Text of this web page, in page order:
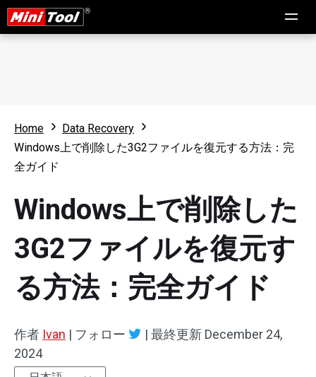
Home
Data Recovery
Windows上で削除した3G2ファイルを復元する方法：完
全ガイド
Windows上で削除した
3G2ファイルを復元す
る方法：完全ガイド
作者 Ivan | フォロー | 最終更新 December 24,
2024